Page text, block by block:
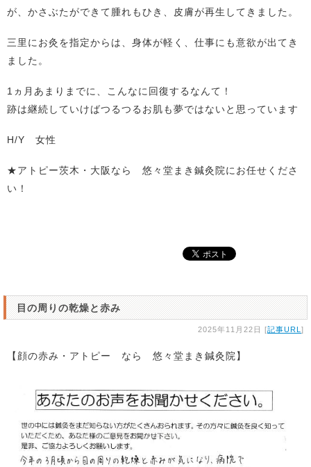
が、かさぶたができて腫れもひき、皮膚が再生してきました。
三里にお灸を指定からは、身体が軽く、仕事にも意欲が出てき
ました。
1ヵ月あまりまでに、こんなに回復するなんて！
跡は継続していけばつるつるお肌も夢ではないと思っています
H/Y 女性
★アトピー茨木・大阪なら 悠々堂まき鍼灸院にお任せくださ
い！
目の周りの乾燥と赤み
2025年11月22日 [記事URL ]
【顔の赤み・アトピー なら 悠々堂まき鍼灸院】